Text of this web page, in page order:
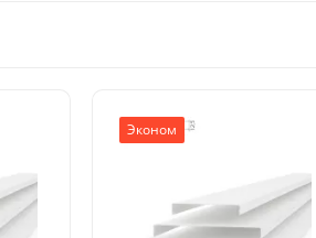
Эконом